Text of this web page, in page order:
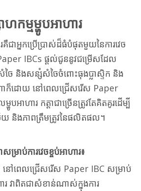
កម្មម្ហូបអាហារ
ជាអ្នកប្រើប្រាស់ដ៏ធំបំផុតមួយនៃការវេច
IBCs ផ្តល់ជូននូវជម្រើសដែល
ៃ និងសន្សំសំចៃចំពោះធុងប្លាស្ទិក និង
ក៏ដោយ នៅពេលជ្រើសរើស Paper
អាហារ កត្តាជាច្រើនត្រូវតែគិតគូរដើម្បី
យ និងភាពត្រឹមត្រូវនៃផលិតផល។
ម្រាប់ការវេចខ្ចប់អាហារ៖
នៅពេលជ្រើសរើស Paper IBC សម្រាប់
វាពិតជាសំខាន់ណាស់ក្នុងការ